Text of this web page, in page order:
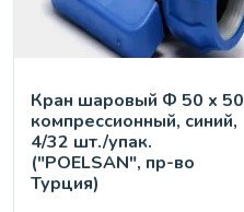
Кран шaровый Ф 50 х 50
компрессионный, синий,
4/32 шт./упак.
("POELSAN", пр-во
Турция)